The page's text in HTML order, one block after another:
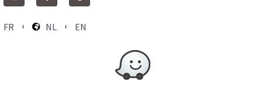
FR NL EN